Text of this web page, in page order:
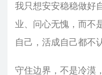
我只想安安稳稳做好
业、问心无愧，而不
自己，活成自己都不
守住边界，不是冷漠